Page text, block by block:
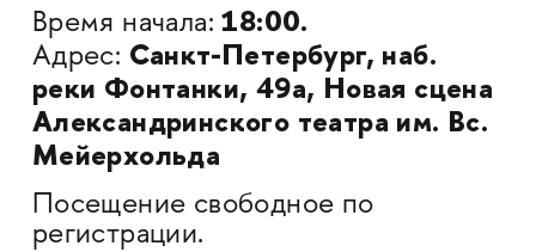
Время начала:18:00.
Адрес: Санкт-Петербург, наб.
реки Фонтанки, 49а, Новая сцена
Александринского театра им. Вс.
Мейерхольда
Посещение свободное по
регистрации.